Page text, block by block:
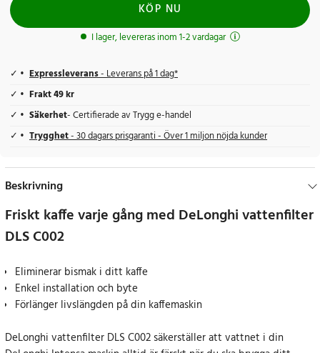
KÖP NU
I lager, levereras inom 1-2 vardagar
Expressleverans- Leverans på 1 dag*
Frakt 49 kr
Säkerhet- Certifierade av Trygg e-handel
Trygghet- 30 dagars prisgaranti - Över 1 miljon nöjda kunder
Beskrivning
Friskt kaffe varje gång med DeLonghi vattenfilter
DLS C002
Eliminerar bismak i ditt kaffe
Enkel installation och byte
Förlänger livslängden på din kaffemaskin
DeLonghi vattenfilter DLS C002 säkerställer att vattnet i din